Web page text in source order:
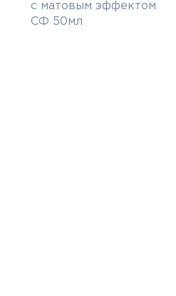
с матовым эффектом
СФ 50мл